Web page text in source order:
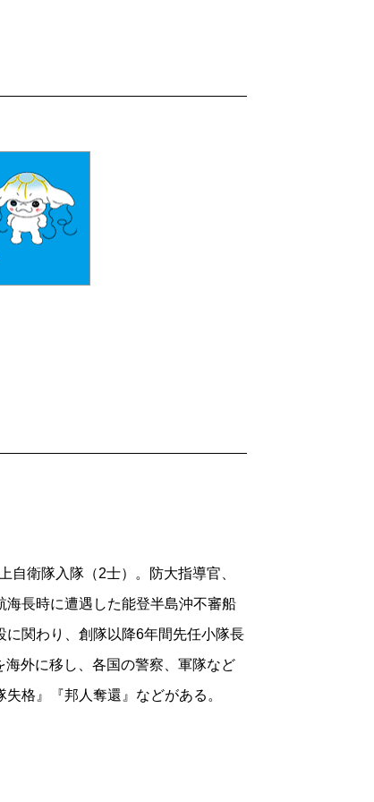
自衛隊入隊（2士）。防大指導官、
海長時に遭遇した能登半島沖不審船
関わり、創隊以降6年間先任小隊長
外に移し、各国の警察、軍隊など
格』『邦人奪還』などがある。